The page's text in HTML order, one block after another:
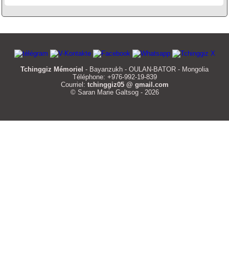
Tchinggiz Mémoriel - Bayanzukh - OULAN-BATOR - Mongolia
Téléphone: +976-992-19-839
Courriel: tchinggiz05 @ gmail.com
© Saran Marie Galtsog - 2026